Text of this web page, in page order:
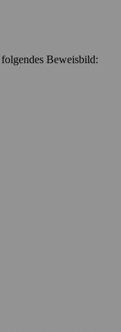
Beweisbild: